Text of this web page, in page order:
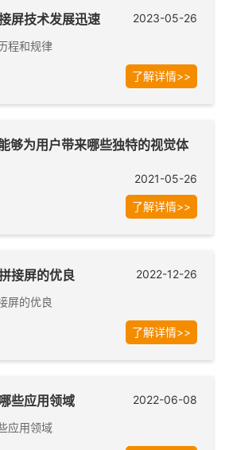
屏技术发展迅速 2023-05-26
程和规律
了解详情>>
够为用户带来哪些独特的视觉体
2021-05-26
了解详情>>
接屏的优良 2022-12-26
屏的优良
了解详情>>
些应用领域 2022-06-08
应用领域